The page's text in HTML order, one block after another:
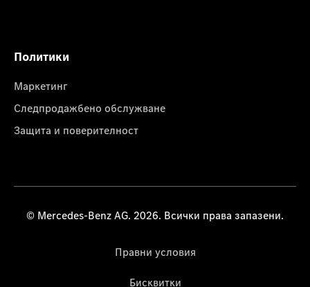
Политики
Маркетинг
Следпродажбено обслужване
Защита и поверителност
© Mercedes-Benz AG. 2026. Всички права запазени.
Правни условия
Бисквитки